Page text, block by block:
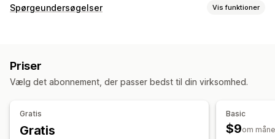
Formulartyper
Tilpasning
Tilpasset CSS
Integrerede formularer
Dynamisk logik
Spørgeundersøgelser Vis funktioner
Integrerede formularer
Pop op-vinduer Redigering i realtid Flere sprog
Priser
Vælg det abonnement, der passer bedst til din virksomhed.
Gratis
Gratis
Basic
$9om